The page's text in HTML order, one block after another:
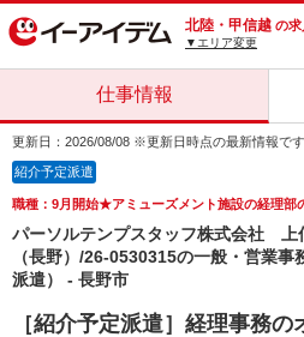
北陸・甲信越 の求
▼エリア変更
仕事情報
更新日：2026/08/08 ※更新日時点の最新情報です
紹介予定派遣
職種：9月開始★アミューズメント施設の経理部
パーソルテンプスタッフ株式会社 上
（長野）/26-0530315の一般・営業
派遣） - 長野市
［紹介予定派遣］経理事務